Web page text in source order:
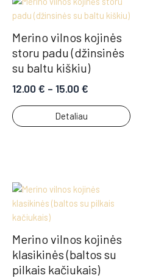
Merino vilnos kojinės
storu padu (džinsinės
su baltu kiškiu)
12.00€ – 15.00€
Detaliau
Merino vilnos kojinės
klasikinės (baltos su
pilkais kačiukais)